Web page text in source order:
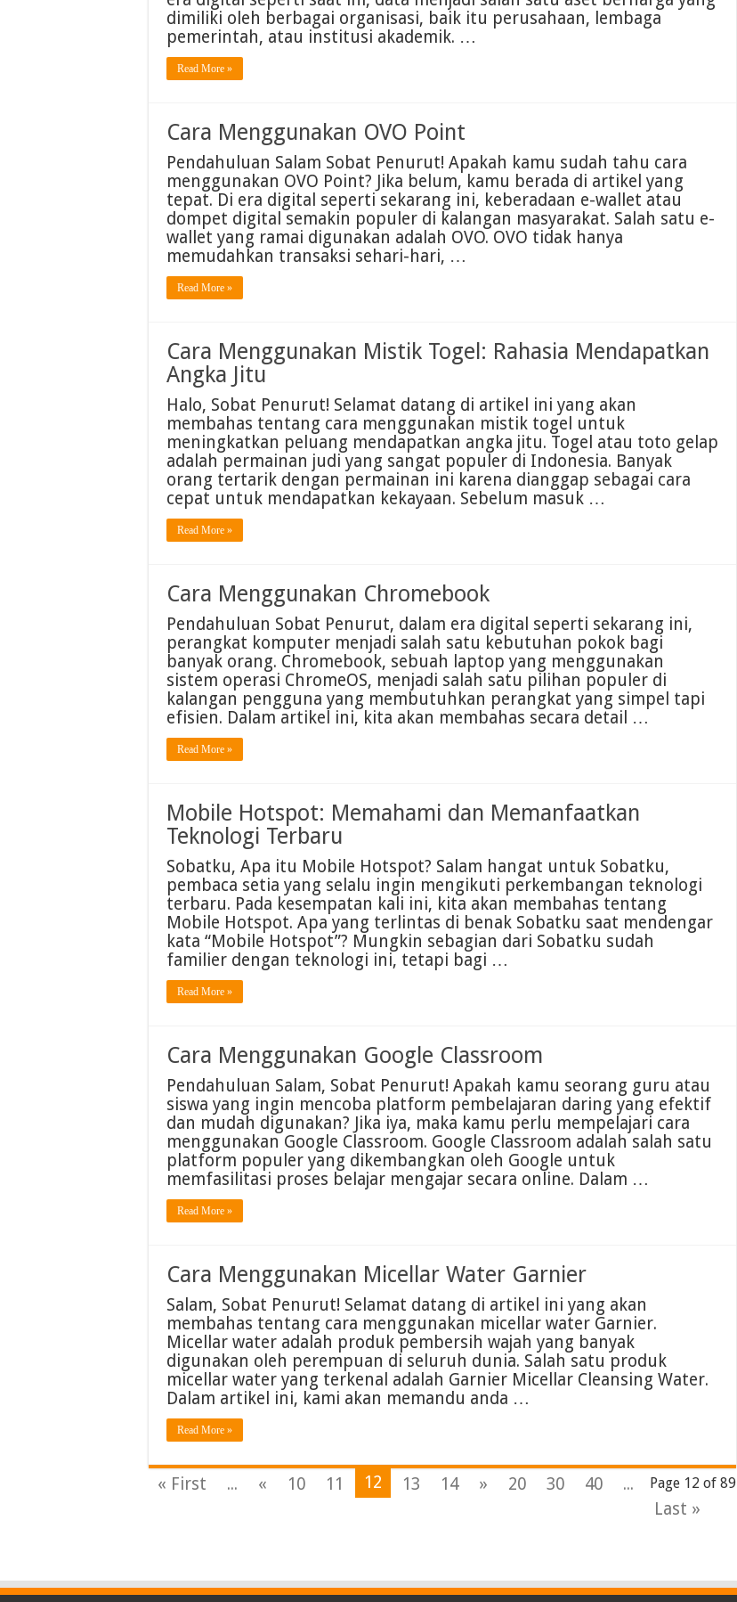
dimiliki oleh berbagai organisasi, baik itu perusahaan, lembaga
pemerintah, atau institusi akademik. …
Read More »
Cara Menggunakan OVO Point
Pendahuluan Salam Sobat Penurut! Apakah kamu sudah tahu cara
menggunakan OVO Point? Jika belum, kamu berada di artikel yang
tepat. Di era digital seperti sekarang ini, keberadaan e-wallet atau
dompet digital semakin populer di kalangan masyarakat. Salah satu e-
wallet yang ramai digunakan adalah OVO. OVO tidak hanya
memudahkan transaksi sehari-hari, …
Read More »
Cara Menggunakan Mistik Togel: Rahasia Mendapatkan
Angka Jitu
Halo, Sobat Penurut! Selamat datang di artikel ini yang akan
membahas tentang cara menggunakan mistik togel untuk
meningkatkan peluang mendapatkan angka jitu. Togel atau toto gelap
adalah permainan judi yang sangat populer di Indonesia. Banyak
orang tertarik dengan permainan ini karena dianggap sebagai cara
cepat untuk mendapatkan kekayaan. Sebelum masuk …
Read More »
Cara Menggunakan Chromebook
Pendahuluan Sobat Penurut, dalam era digital seperti sekarang ini,
perangkat komputer menjadi salah satu kebutuhan pokok bagi
banyak orang. Chromebook, sebuah laptop yang menggunakan
sistem operasi ChromeOS, menjadi salah satu pilihan populer di
kalangan pengguna yang membutuhkan perangkat yang simpel tapi
efisien. Dalam artikel ini, kita akan membahas secara detail …
Read More »
Mobile Hotspot: Memahami dan Memanfaatkan
Teknologi Terbaru
Sobatku, Apa itu Mobile Hotspot? Salam hangat untuk Sobatku,
pembaca setia yang selalu ingin mengikuti perkembangan teknologi
terbaru. Pada kesempatan kali ini, kita akan membahas tentang
Mobile Hotspot. Apa yang terlintas di benak Sobatku saat mendengar
kata “Mobile Hotspot”? Mungkin sebagian dari Sobatku sudah
familier dengan teknologi ini, tetapi bagi …
Read More »
Cara Menggunakan Google Classroom
Pendahuluan Salam, Sobat Penurut! Apakah kamu seorang guru atau
siswa yang ingin mencoba platform pembelajaran daring yang efektif
dan mudah digunakan? Jika iya, maka kamu perlu mempelajari cara
menggunakan Google Classroom. Google Classroom adalah salah satu
platform populer yang dikembangkan oleh Google untuk
memfasilitasi proses belajar mengajar secara online. Dalam …
Read More »
Cara Menggunakan Micellar Water Garnier
Salam, Sobat Penurut! Selamat datang di artikel ini yang akan
membahas tentang cara menggunakan micellar water Garnier.
Micellar water adalah produk pembersih wajah yang banyak
digunakan oleh perempuan di seluruh dunia. Salah satu produk
micellar water yang terkenal adalah Garnier Micellar Cleansing Water.
Dalam artikel ini, kami akan memandu anda …
Read More »
Page 12 of 89
« First ... « 10 11 12 13 14 » 20 30 40
...
Last »